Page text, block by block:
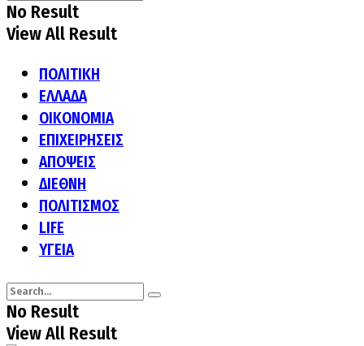
No Result
View All Result
ΠΟΛΙΤΙΚΗ
ΕΛΛΑΔΑ
ΟΙΚΟΝΟΜΙΑ
ΕΠΙΧΕΙΡΗΣΕΙΣ
ΑΠΟΨΕΙΣ
ΔΙΕΘΝΗ
ΠΟΛΙΤΙΣΜΟΣ
LIFE
ΥΓΕΙΑ
No Result
View All Result